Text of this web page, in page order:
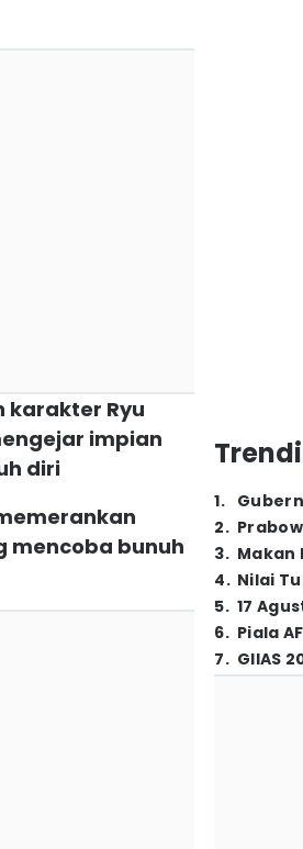
karakter Ryu
impian
diri
mencoba bunuh
1.
2.
3. Makan
4. Nilai
5. 17
6. Piala
7. GIIAS